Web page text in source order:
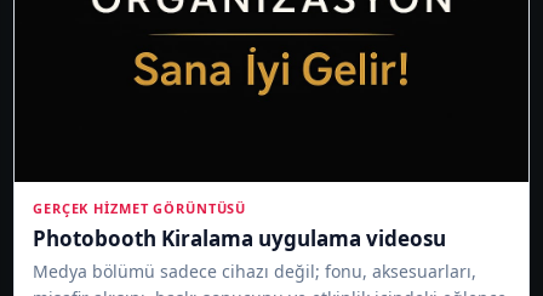
GERÇEK HIZMET GÖRÜNTÜSÜ
Photobooth Kiralama uygulama videosu
Medya bölümü sadece cihazı değil; fonu, aksesuarları,